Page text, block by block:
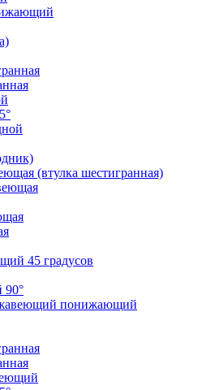
(втулка шестигранная)
45 градусов
90°
понижающий